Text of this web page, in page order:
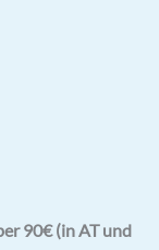
90€ (in AT und